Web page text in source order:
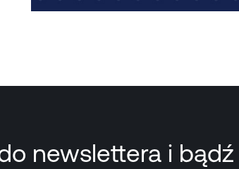
newslettera i